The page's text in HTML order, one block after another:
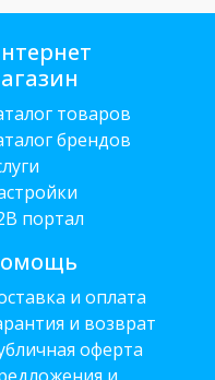
товаров
брендов
портал
и оплата
и возврат
оферта